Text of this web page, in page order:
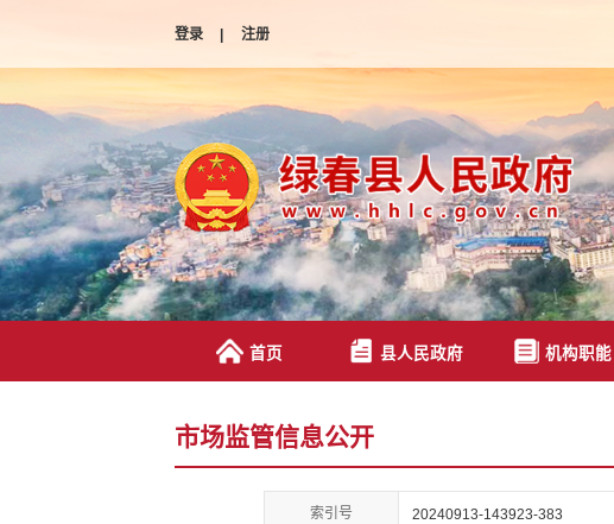
登录 | 注册
首页 县人民政府 机构职能
市场监管信息公开
索引号 20240913-143923-383